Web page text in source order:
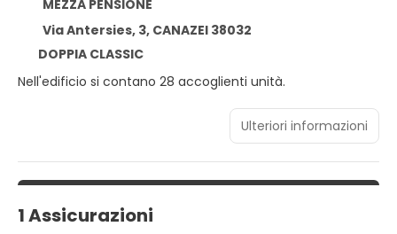
MEZZA PENSIONE
Via Antersies, 3, CANAZEI 38032
DOPPIA CLASSIC
Nell'edificio si contano 28 accoglienti unità.
Ulteriori informazioni
1 Assicurazioni